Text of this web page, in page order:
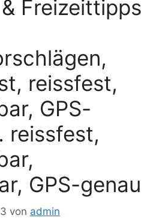
Freizeittipps
reissfest,
GPS-
reissfest,
GPS-genau
von admin